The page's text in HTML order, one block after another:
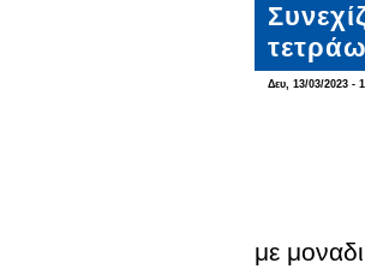
Δευ, 13/03/2023 -
με